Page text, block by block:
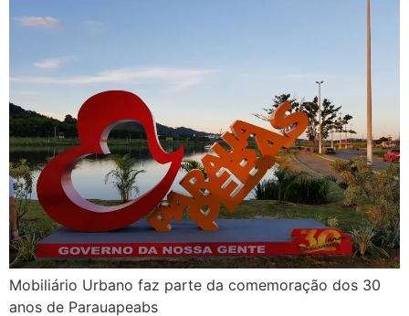
Mobiliário Urbano faz parte da comemoração dos 30
anos de Parauapeabs